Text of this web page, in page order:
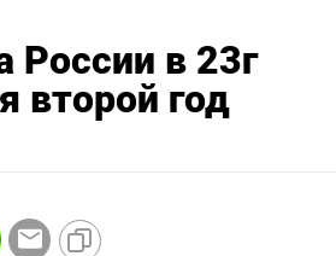
России в 23г
второй год